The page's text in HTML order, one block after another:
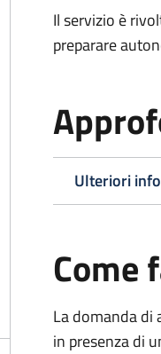
Il servizio è
preparare
Ulteriori
Come
La domanda di
in presenza di